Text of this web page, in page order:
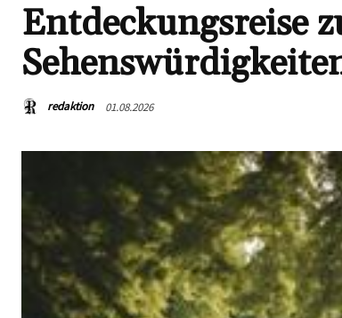
Entdeckungsreise
redaktion 01.08.2026